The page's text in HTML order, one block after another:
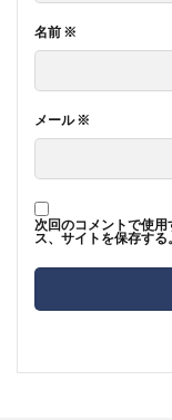
名前 ※
メール※
次回のコメントで使
ス、サイトを保存する。